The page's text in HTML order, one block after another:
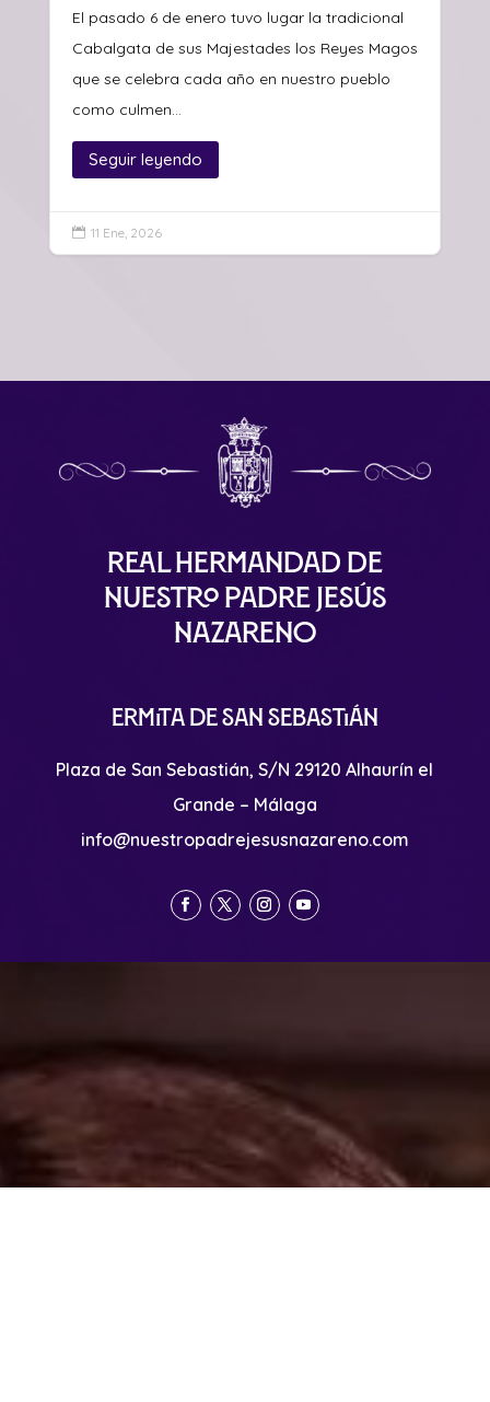
El pasado 6 de enero tuvo lugar la tradicional
Cabalgata de sus Majestades los Reyes Magos
que se celebra cada año en nuestro pueblo
como culmen...
Seguir leyendo
 11 Ene, 2026
Real Hermandad de
Nuestro Padre Jesús
Nazareno
Ermita de San Sebastián
Plaza de San Sebastián, S/N 29120 Alhaurín el
Grande – Málaga
info@nuestropadrejesusnazareno.com